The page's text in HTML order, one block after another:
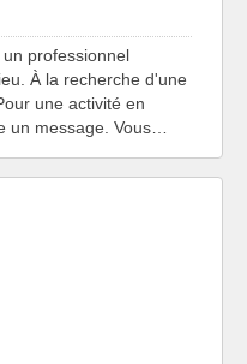
professionnel
À la recherche d'une
une activité en
un message. Vous…